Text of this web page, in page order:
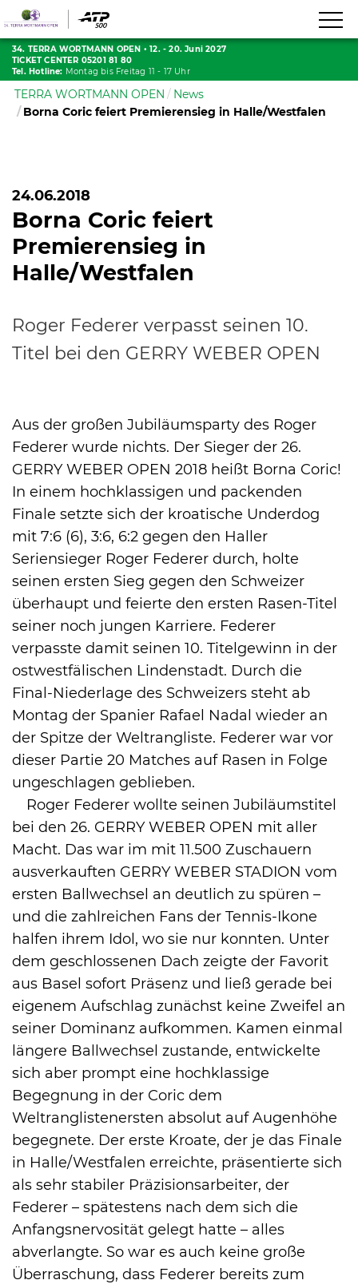
International
34. TERRA WORTMANN OPEN • 12. - 20. Juni 2027
TICKET CENTER 05201 81 80
Tel. Hotline: Montag bis Freitag 11 - 17 Uhr
TERRA WORTMANN OPEN
News
Borna Coric feiert Premierensieg in Halle/Westfalen
24.06.2018
Borna Coric feiert
Premierensieg in
Halle/Westfalen
Roger Federer verpasst seinen 10.
Titel bei den GERRY WEBER OPEN
Aus der großen Jubiläumsparty des Roger
Federer wurde nichts. Der Sieger der 26.
GERRY WEBER OPEN 2018 heißt Borna Coric!
In einem hochklassigen und packenden
Finale setzte sich der kroatische Underdog
mit 7:6 (6), 3:6, 6:2 gegen den Haller
Seriensieger Roger Federer durch, holte
seinen ersten Sieg gegen den Schweizer
überhaupt und feierte den ersten Rasen-Titel
seiner noch jungen Karriere. Federer
verpasste damit seinen 10. Titelgewinn in der
ostwestfälischen Lindenstadt. Durch die
Final-Niederlage des Schweizers steht ab
Montag der Spanier Rafael Nadal wieder an
der Spitze der Weltrangliste. Federer war vor
dieser Partie 20 Matches auf Rasen in Folge
ungeschlagen geblieben.
Roger Federer wollte seinen Jubiläumstitel
bei den 26. GERRY WEBER OPEN mit aller
Macht. Das war im mit 11.500 Zuschauern
ausverkauften GERRY WEBER STADION vom
ersten Ballwechsel an deutlich zu spüren –
und die zahlreichen Fans der Tennis-Ikone
halfen ihrem Idol, wo sie nur konnten. Unter
dem geschlossenen Dach zeigte der Favorit
aus Basel sofort Präsenz und ließ gerade bei
eigenem Aufschlag zunächst keine Zweifel an
seiner Dominanz aufkommen. Kamen einmal
längere Ballwechsel zustande, entwickelte
sich aber prompt eine hochklassige
Begegnung in der Coric dem
Weltranglistenersten absolut auf Augenhöhe
begegnete. Der erste Kroate, der je das Finale
in Halle/Westfalen erreichte, präsentierte sich
als sehr stabiler Präzisionsarbeiter, der
Federer – spätestens nach dem sich die
Anfangsnervosität gelegt hatte – alles
abverlangte. So war es auch keine große
Überraschung, dass Federer bereits zum